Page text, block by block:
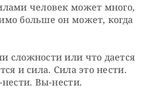
человек может много,
больше он может, когда
сложности или что дается
и сила. Сила это нести.
нести. Вы-нести.